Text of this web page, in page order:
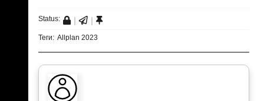
Status:
Теги: Allplan 2023